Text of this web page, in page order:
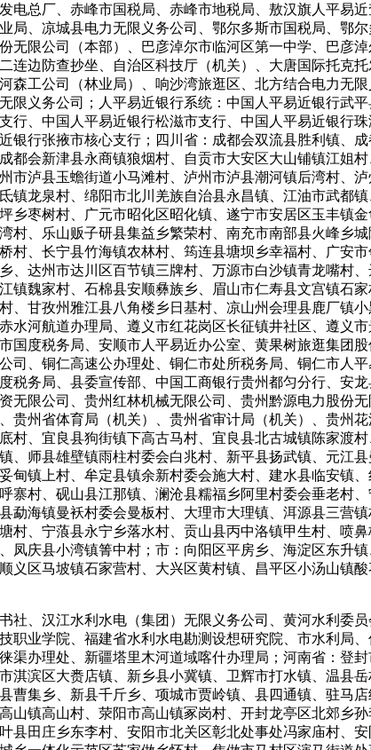
电总厂、赤峰市国税局、赤峰市地税局、敖汉旗人平易
局、凉城县电力无限义务公司、鄂尔多斯市国税局、鄂
限公司（本部）、巴彦淖尔市临河区第一中学、巴彦
连边防查抄坐、自治区科技厅（机关）、大唐国际托克
森工公司（林业局）、响沙湾旅逛区、北方结合电力无
限义务公司；人平易近银行系统：中国人平易近银行武
行、中国人平易近银行松滋市支行、中国人平易近银行
银行张掖市核心支行；四川省：成都会双流县胜利镇、
都会新津县永商镇狼烟村、自贡市大安区大山铺镇江姐
市泸县玉蟾街道小马滩村、泸州市泸县潮河镇后湾村、
镇龙泉村、绵阳市北川羌族自治县永昌镇、江油市武都
乡枣树村、广元市昭化区昭化镇、遂宁市安居区玉丰镇
村、乐山贩子研县集益乡繁荣村、南充市南部县火峰乡
、长宁县竹海镇农林村、筠连县塘坝乡幸福村、广安
、达州市达川区百节镇三牌村、万源市白沙镇青龙嘴村
镇魏家村、石棉县安顺彝族乡、眉山市仁寿县文宫镇石
、甘孜州雅江县八角楼乡日基村、凉山州会理县鹿厂镇
水河航道办理局、遵义市红花岗区长征镇井社区、遵义
国度税务局、安顺市人平易近办公室、黄果树旅逛集团
司、铜仁高速公办理处、铜仁市处所税务局、铜仁市人
务局、县委宣传部、中国工商银行贵州都匀分行、安
无限公司、贵州红林机械无限公司、贵州黔源电力股份
贵州省体育局（机关）、贵州省审计局（机关）、贵州
村、宜良县狗街镇下高古马村、宜良县北古城镇陈家渡
、师县雄壁镇雨柱村委会白兆村、新平县扬武镇、元江
甸镇上村、牟定县镇余新村委会施大村、建水县临安镇
寨村、砚山县江那镇、澜沧县糯福乡阿里村委会垂老村
勐海镇曼袄村委会曼板村、大理市大理镇、洱源县三营
、宁蒗县永宁乡落水村、贡山县丙中洛镇甲生村、喷
凤庆县小湾镇箐中村；市：向阳区平房乡、海淀区东升
区马坡镇石家营村、大兴区黄村镇、昌平区小汤山镇
、汉江水利水电（集团）无限义务公司、黄河水利委
职业学院、福建省水利水电勘测设想研究院、市水利局
渠办理处、新疆塔里木河道域喀什办理局；河南省：登
淇滨区大赉店镇、新乡县小冀镇、卫辉市打水镇、温县
曹集乡、新县千斤乡、项城市贾岭镇、县四通镇、驻马
山镇高山村、荥阳市高山镇冢岗村、开封龙亭区北郊乡
县田庄乡东李村、安阳市北关区彰北处事处冯家庙村、